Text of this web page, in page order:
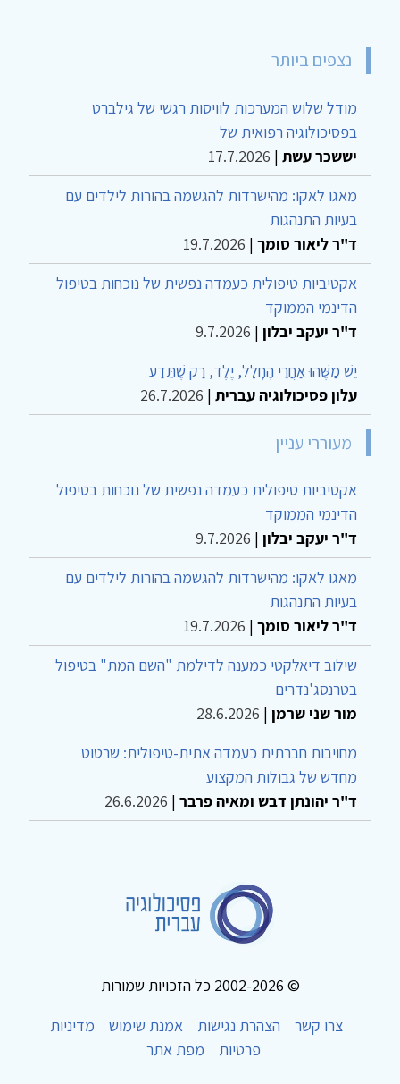
נצפים ביותר
מודל שלוש המערכות לוויסות רגשי של גילברט
בפסיכולוגיה רפואית של
יששכר עשת |
17.7.2026
מאגו לאקו: מהישרדות להגשמה בהורות לילדים עם
בעיות התנהגות
ד"ר ליאור סומך |
19.7.2026
אקטיביות טיפולית כעמדה נפשית של נוכחות בטיפול
הדינמי הממוקד
ד"ר יעקב יבלון |
9.7.2026
יֵשׁ מַשֶּׁהוּ אַחֲרֵי הֶחָלָל, יֶלֶד, רַק שֶׁתֵּדַע
עלון פסיכולוגיה עברית |
26.7.2026
מעוררי עניין
אקטיביות טיפולית כעמדה נפשית של נוכחות בטיפול
הדינמי הממוקד
ד"ר יעקב יבלון |
9.7.2026
מאגו לאקו: מהישרדות להגשמה בהורות לילדים עם
בעיות התנהגות
ד"ר ליאור סומך |
19.7.2026
שילוב דיאלקטי כמענה לדילמת "השם המת" בטיפול
בטרנסג'נדרים
מור שני שרמן |
28.6.2026
מחויבות חברתית כעמדה אתית-טיפולית: שרטוט
מחדש של גבולות המקצוע
ד"ר יהונתן דבש ומאיה פרבר |
26.6.2026
© 2002-2026 כל הזכויות שמורות
צרו קשר
הצהרת נגישות אמנת שימוש
מדיניות
פרטיות
מפת אתר